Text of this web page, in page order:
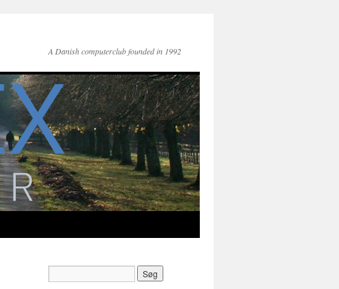
A Danish computerclub founded in 1992